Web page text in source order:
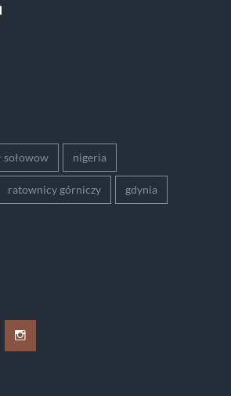
sołowow nigeria
ratownicy górniczy gdynia